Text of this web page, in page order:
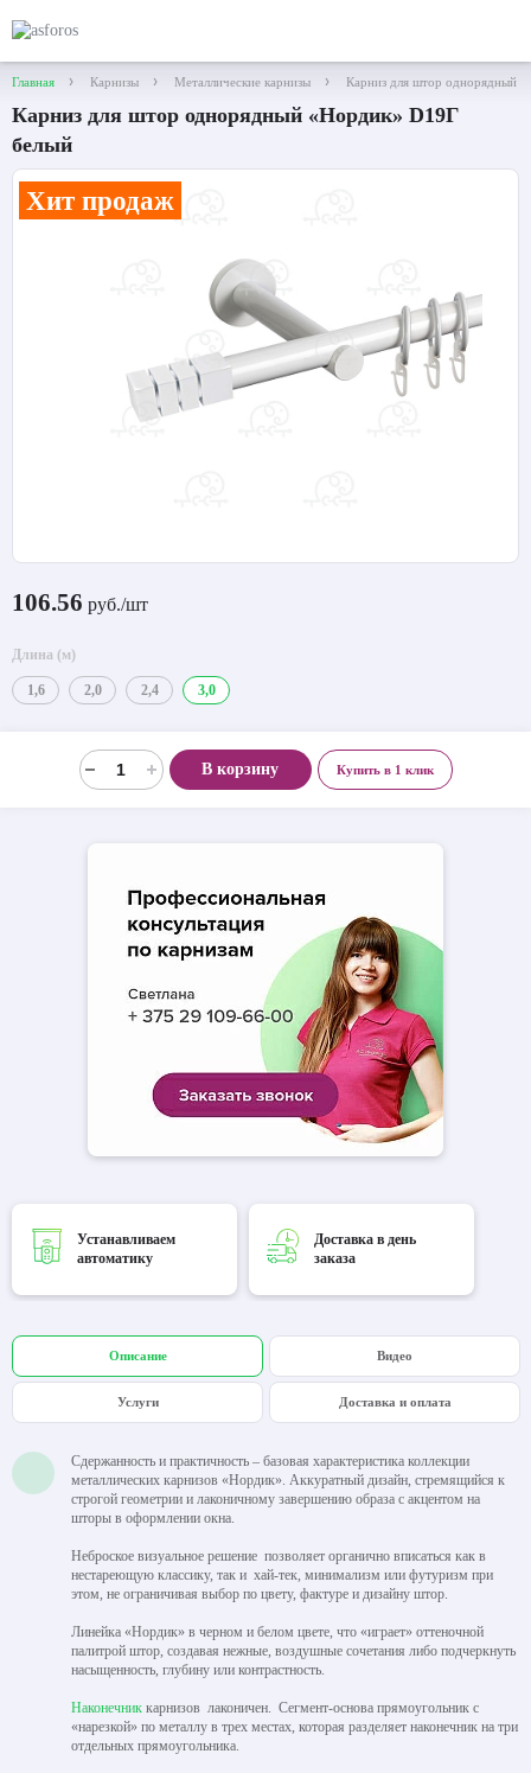
Главная Карнизы Металлические карнизы Карниз для штор однорядный
Карниз для штор однорядный «Нордик» D19Г
белый
Хит продаж
106.56 руб./шт
Длина (м)
1,6 2,0 2,4 3,0
В корзину Купить в 1 клик
Устанавливаем
автоматику
Доставка в день
заказа
Описание Видео
Услуги Доставка и оплата
Сдержанность и практичность – базовая характеристика коллекции
металлических карнизов «Нордик». Аккуратный дизайн, стремящийся к
строгой геометрии и лаконичному завершению образа с акцентом на
шторы в оформлении окна.
Неброское визуальное решение позволяет органично вписаться как в
нестареющую классику, так и хай-тек, минимализм или футуризм при
этом, не ограничивая выбор по цвету, фактуре и дизайну штор.
Линейка «Нордик» в черном и белом цвете, что «играет» оттеночной
палитрой штор, создавая нежные, воздушные сочетания либо подчеркнуть
насыщенность, глубину или контрастность.
Наконечник карнизов лаконичен. Сегмент-основа прямоугольник с
«нарезкой» по металлу в трех местах, которая разделяет наконечник на три
отдельных прямоугольника.